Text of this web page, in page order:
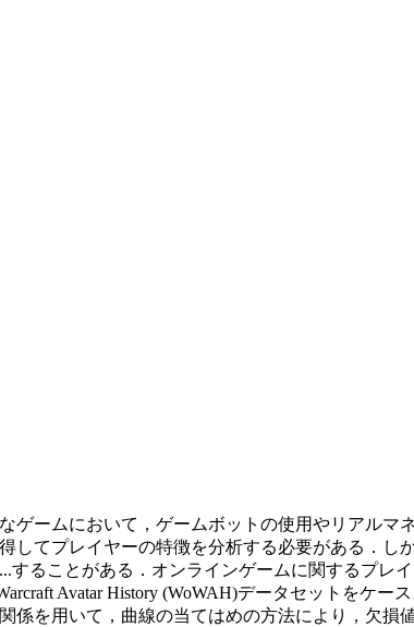
ームにおいて，ゲームボットの使用やリアルマ
てプレイヤーの特徴を分析する必要がある．し
...することがある．オンラインゲームに関するプレ
Avatar History (WoWAH)データセットをケー
を用いて，曲線の当てはめの方法により，欠損